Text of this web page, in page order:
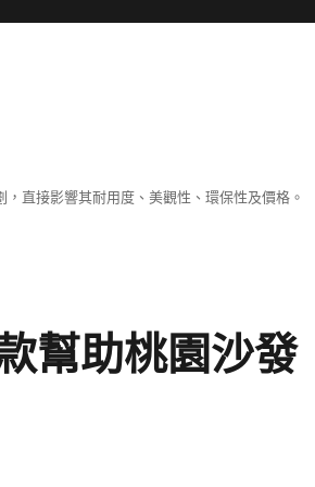
直接影響其耐用度、美觀性、環保性及價格。
幫助桃園沙發